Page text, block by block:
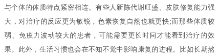
与个体的体质特点紧密相连。有些人新陈代谢旺盛、皮肤修复能力强
大，对治疗的反应更为敏锐，色素恢复自然也就更快;而那些体质较
弱、免疫力波动较大的患者，可能需要更长时间才能看到治疗的效
果。此外，生活习惯也会在不知不觉中影响康复的进程。比如长期熬